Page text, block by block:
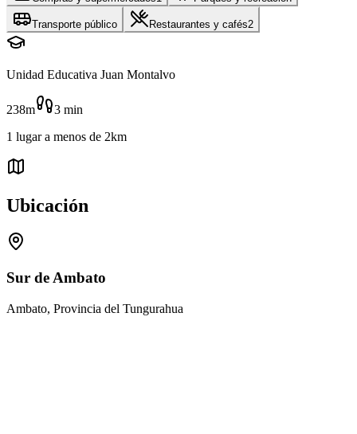
Transporte público Restaurantes y cafés2
Unidad Educativa Juan Montalvo
238m 3 min
1 lugara menos de 2km
Ubicación
Sur de Ambato
Ambato, Provincia del Tungurahua